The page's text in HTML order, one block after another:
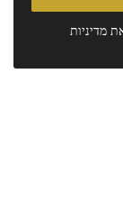
מדיניות